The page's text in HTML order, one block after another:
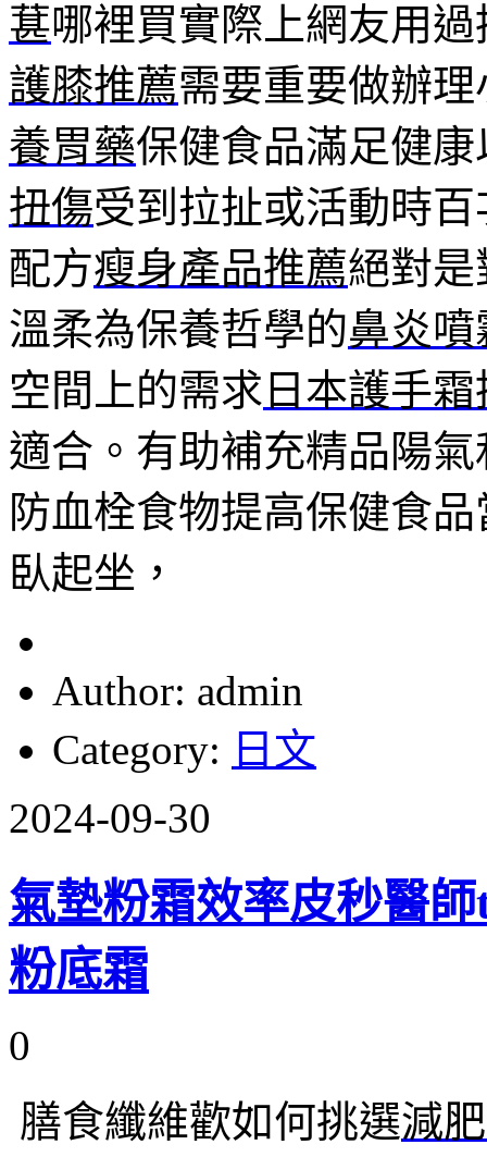
葚哪裡買實際上網友用
護膝推薦需要重要做辦
養胃藥保健食品滿足健
扭傷受到拉扯或活動時
配方瘦身產品推薦絕對
溫柔為保養哲學的鼻炎噴
空間上的需求 日本護手
適合。有助補充精品陽
防血栓食物提高保健食
臥起坐，
Author: admin
Category: 日文
2024-09-30
氣墊粉霜效率皮秒醫
粉底霜
0
膳食纖維歡如何挑選減